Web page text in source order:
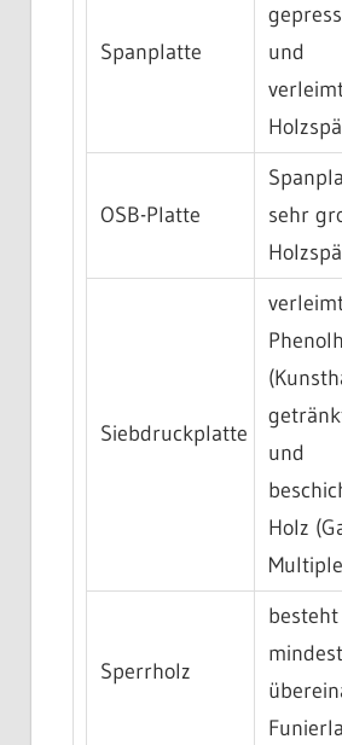
Spanplatte
und
OSB-Platte
sehr
Siebdruckplatte
und
Holz
Sperrholz